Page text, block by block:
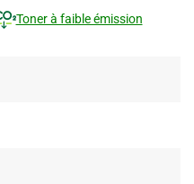
Toner à faible émission